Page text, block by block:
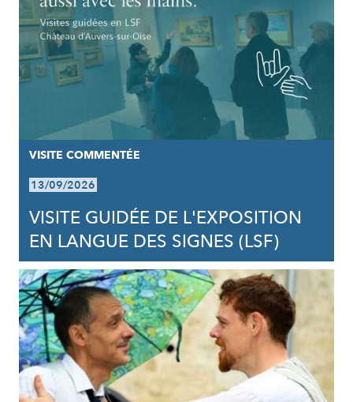
VISITE COMMENTÉE
13/09/2026
VISITE GUIDÉE DE L'EXPOSITION
EN LANGUE DES SIGNES (LSF)